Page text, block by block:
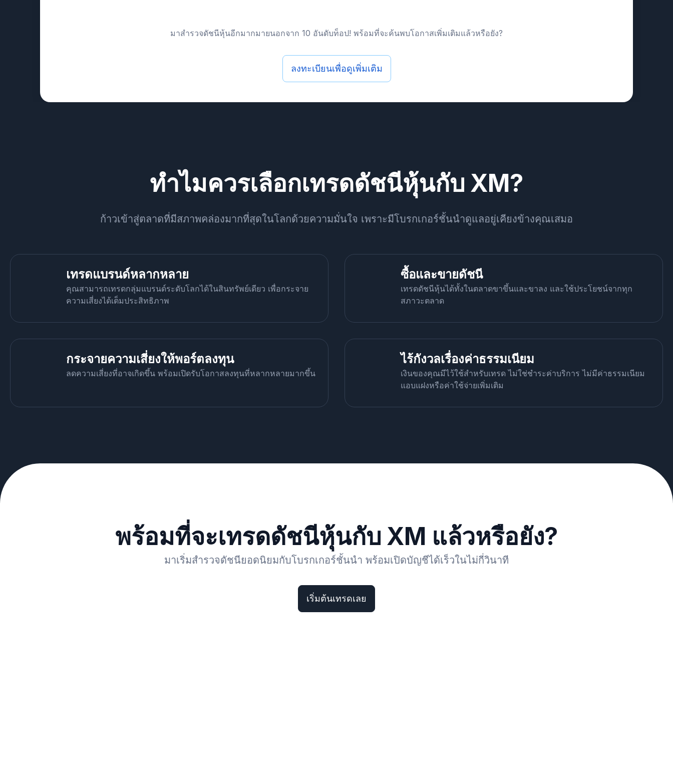
มาสำรวจดัชนีหุ้นอีกมากมายนอกจาก 10 อันดับท็อป! พร้อมที่จะค้นพบโอกาสเพิ่มเติมแล้วหรือยัง?
ลงทะเบียนเพื่อดูเพิ่มเติม
ทำไมควรเลือกเทรดดัชนีหุ้นกับ XM?
ก้าวเข้าสู่ตลาดที่มีสภาพคล่องมากที่สุดในโลกด้วยความมั่นใจ เพราะมีโบรกเกอร์ชั้นนำดูแลอยู่เคียงข้างคุณเสมอ
เทรดแบรนด์หลากหลาย
คุณสามารถเทรดกลุ่มแบรนด์ระดับโลกได้ในสินทรัพย์เดียว เพื่อกระจาย
ความเสี่ยงได้เต็มประสิทธิภาพ
ซื้อและขายดัชนี
เทรดดัชนีหุ้นได้ทั้งในตลาดขาขึ้นและขาลง และใช้ประโยชน์จากทุก
สภาวะตลาด
กระจายความเสี่ยงให้พอร์ตลงทุน
ลดความเสี่ยงที่อาจเกิดขึ้น พร้อมเปิดรับโอกาสลงทุนที่หลากหลายมากขึ้น
ไร้กังวลเรื่องค่าธรรมเนียม
เงินของคุณมีไว้ใช้สำหรับเทรด ไม่ใช่ชำระค่าบริการ ไม่มีค่าธรรมเนียม
แอบแฝงหรือค่าใช้จ่ายเพิ่มเติม
พร้อมที่จะเทรดดัชนีหุ้นกับ XM แล้วหรือยัง?
มาเริ่มสำรวจดัชนียอดนิยมกับโบรกเกอร์ชั้นนำ พร้อมเปิดบัญชีได้เร็วในไม่กี่วินาที
เริ่มต้นเทรดเลย